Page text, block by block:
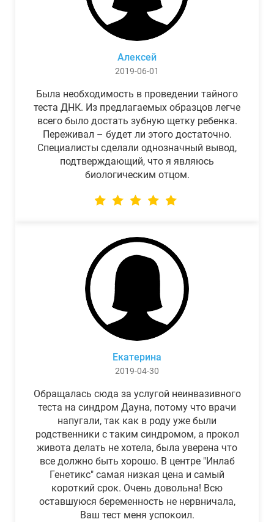
Алексей
2019-06-01
Была необходимость в проведении тайного
теста ДНК. Из предлагаемых образцов легче
всего было достать зубную щетку ребенка.
Переживал – будет ли этого достаточно.
Специалисты сделали однозначный вывод,
подтверждающий, что я являюсь
биологическим отцом.
Екатерина
2019-04-30
Обращалась сюда за услугой неинвазивного
теста на синдром Дауна, потому что врачи
напугали, так как в роду уже были
родственники с таким синдромом, а прокол
живота делать не хотела, была уверена что
все должно быть хорошо. В центре "Инлаб
Генетикс" самая низкая цена и самый
короткий срок. Очень довольна! Всю
оставшуюся беременность не нервничала,
Ваш тест меня успокоил.